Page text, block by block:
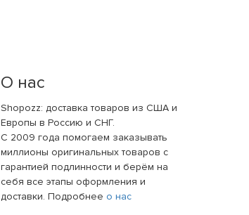
О нас
Shopozz: доставка товаров из США и
Европы в Россию и СНГ.
С 2009 года помогаем заказывать
миллионы оригинальных товаров с
гарантией подлинности и берём на
себя все этапы оформления и
доставки. Подробнее о нас